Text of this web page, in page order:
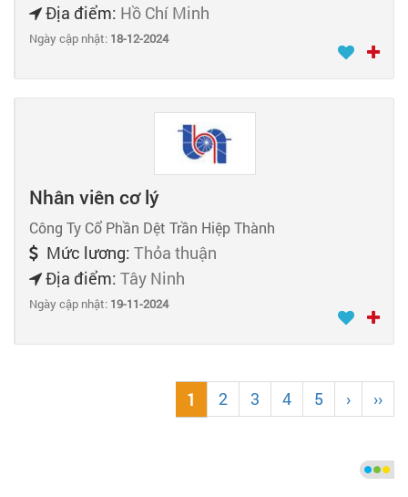
Địa điểm: Hồ Chí Minh
Ngày cập nhật: 18-12-2024
Nhân viên cơ lý
Công Ty Cổ Phần Dệt Trần Hiệp Thành
Mức lương: Thỏa thuận
Địa điểm: Tây Ninh
Ngày cập nhật: 19-11-2024
1 2 3 4 5 › ››